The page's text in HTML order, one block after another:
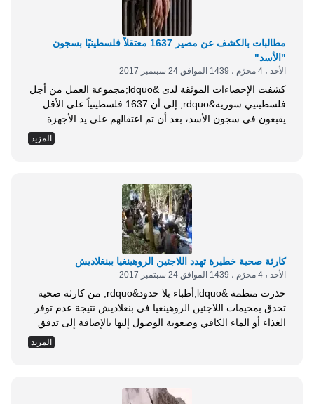
مطالبات بالكشف عن مصير 1637 معتقلاً فلسطينيًا بسجون
"الأسد"
الأحد ، 4 محرّم ، 1439 الموافق 24 سبتمبر 2017
كشفت الإحصاءات الموثقة لدى &ldquo;مجموعة العمل من أجل
فلسطينيي سورية&rdquo; إلى أن 1637 فلسطينياً على الأقل
يقبعون في سجون الأسد، بعد أن تم اعتقالهم على يد الأجهزة
الأمنية والمخابراتية التابعة للنظام في حين وصل عدد المفقودين
في سوريا إلى 304 مفقودين لم يتم معرفة سبب اختفائهم .
المزيد
كارثة صحية خطيرة تهدد اللاجئين الروهينغيا ببنغلاديش
الأحد ، 4 محرّم ، 1439 الموافق 24 سبتمبر 2017
حذرت منظمة &ldquo;أطباء بلا حدود&rdquo; من كارثة صحية
تحدق بمخيمات اللاجئين الروهينغيا في بنغلاديش نتيجة عدم توفر
الغذاء أو الماء الكافي وصعوبة الوصول إليها بالإضافة إلى تدفق
مياه الصرف الصحي . وقال روبرت أونوس، منسق الطوارئ لدى
المنظمة، في بيان: &ldquo;كل الشروط متوافرة لانتشار وباء
المزيد